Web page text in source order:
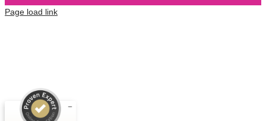
Page load link
4,66
/
5,00